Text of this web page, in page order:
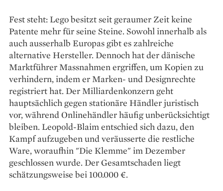
Fest steht: Lego besitzt seit geraumer Zeit keine
Patente mehr für seine Steine. Sowohl innerhalb als
auch ausserhalb Europas gibt es zahlreiche
alternative Hersteller. Dennoch hat der dänische
Marktführer Massnahmen ergriffen, um Kopien zu
verhindern, indem er Marken- und Designrechte
registriert hat. Der Milliardenkonzern geht
hauptsächlich gegen stationäre Händler juristisch
vor, während Onlinehändler häufig unberücksichtigt
bleiben. Leopold-Blaim entschied sich dazu, den
Kampf aufzugeben und veräusserte die restliche
Ware, woraufhin "Die Klemme" im Dezember
geschlossen wurde. Der Gesamtschaden liegt
schätzungsweise bei 100.000 €.